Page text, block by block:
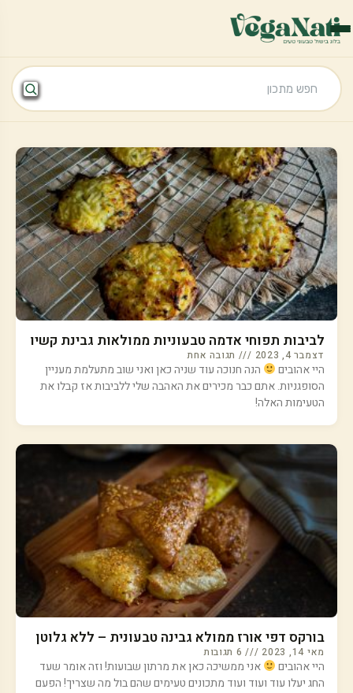
לביבות תפוחי אדמה טבעוניות ממולאות גבינת קשיו
דצמבר 4, 2023 תגובה אחת
היי אהובים
הנה חנוכה עוד שניה כאן ואני שוב מתעלמת מעניין
הסופגניות. אתם כבר מכירים את האהבה שלי ללביבות אז קבלו את
הטעימות האלה!
בורקס דפי אורז ממולא גבינה טבעונית – ללא גלוטן
מאי 14, 2023 6 תגובות
היי אהובים
אני ממשיכה כאן את מרתון שבועות! וזה אומר שעד
החג יעלו עוד ועוד ועוד מתכונים טעימים שהם בול מה שצריך! הפעם